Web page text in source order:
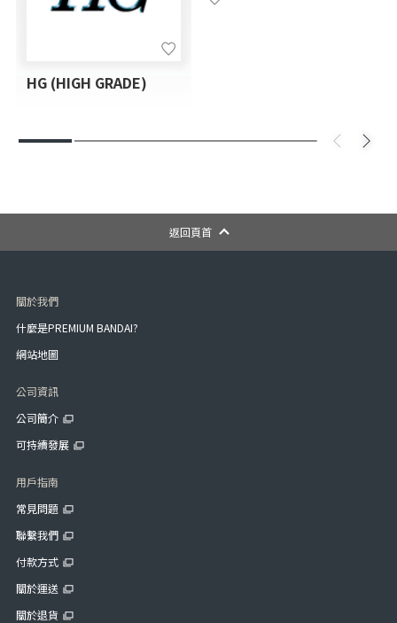
HG (HIGH GRADE)
返回頁首
關於我們
什麼是PREMIUM BANDAI?
網站地圖
公司資訊
公司簡介
可持續發展
用戶指南
常見問題
聯繫我們
付款方式
關於運送
關於退貨